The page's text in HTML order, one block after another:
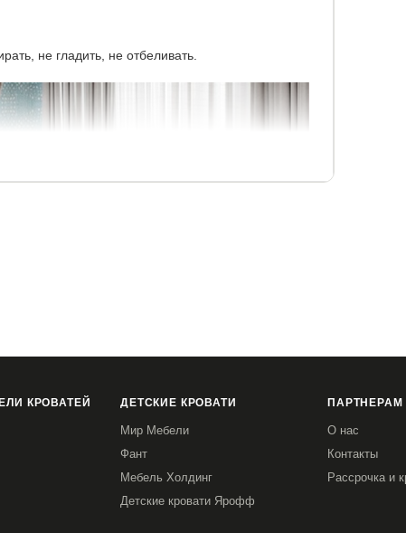
не гладить, не отбеливать.
КРОВАТЕЙ ДЕТСКИЕ КРОВАТИ
Мир Мебели
Фант
Мебель Холдинг
Детские кровати Ярофф
ПАРТНЕРАМ
О нас
Контакты
Рассрочка и